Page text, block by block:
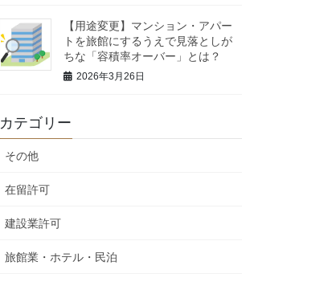
【用途変更】マンション・アパー
トを旅館にするうえで見落としが
ちな「容積率オーバー」とは？
2026年3月26日
カテゴリー
その他
在留許可
建設業許可
旅館業・ホテル・民泊